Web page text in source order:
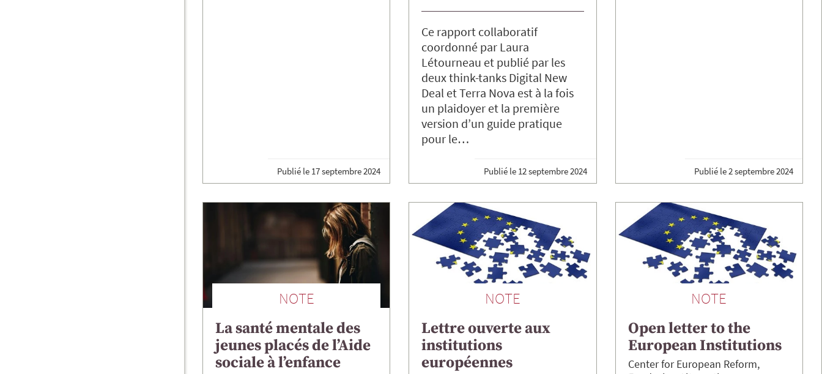
Publié le 17 septembre 2024
Ce rapport collaboratif
coordonné par Laura
Létourneau et publié par les
deux think-tanks Digital New
Deal et Terra Nova est à la fois
un plaidoyer et la première
version d’un guide pratique
pour le…
Publié le 12 septembre 2024 Publié le2 septembre 2024
NOTE
La santé mentale des
jeunes placés de l’Aide
sociale à l’enfance
NOTE
Lettre ouverte aux
institutions
européennes
NOTE
Open letter to the
European Institutions
Center for European Reform